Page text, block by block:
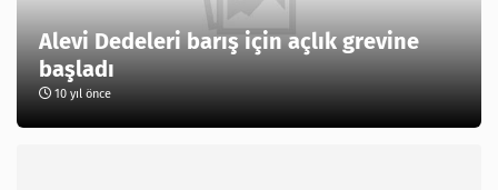
Alevi Dedeleri barış için açlık grevine
başladı
10 yıl önce